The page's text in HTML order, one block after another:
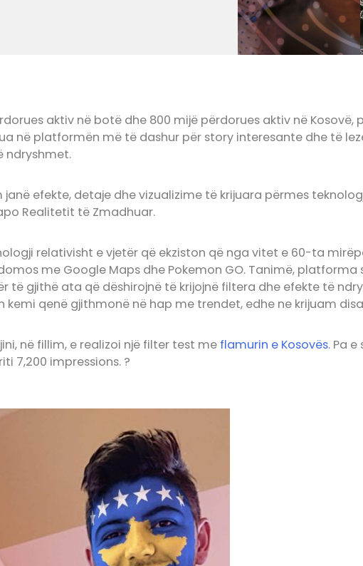
aktiv në botë dhe 800 mijë përdorues aktiv në
në platformën më të dashur për story interesante dhe të
ndryshmet.
efekte, detaje dhe vizualizime të krijuara përmes
Realitetit të Zmadhuar.
relativisht e vjetër që ekziston që nga vitet e 60-ta
me Google Maps dhe Pokemon GO. Tanimë, platforma
të gjithë ata që dëshirojnë të krijojnë filtera dhe efekte të
kemi qenë gjithmonë në hap me trendet, edhe ne krijuam
në fillim, e realizoi një filter test me flamurin e Kosovës. Pa
7,200 impressions. ?